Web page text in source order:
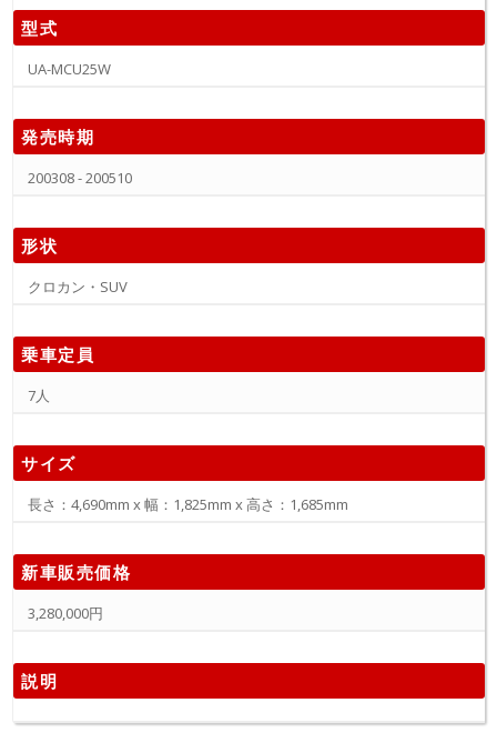
型式
UA-MCU25W
発売時期
200308 - 200510
形状
クロカン・SUV
乗車定員
7人
サイズ
長さ：4,690mm x 幅：1,825mm x 高さ：1,685mm
新車販売価格
3,280,000円
説明